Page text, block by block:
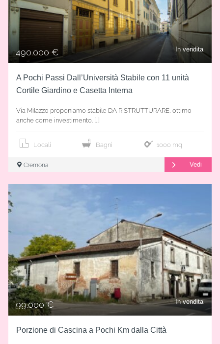
In vendita
490.000 €
A Pochi Passi Dall’Università Stabile con 11 unità
Cortile Giardino e Casetta Interna
Via Milazzo proponiamo stabile DA RISTRUTTURARE, ottimo
anche come investimento. […]
Locali Bagni 1000 mq
Cremona Vedi
In vendita
99.000 €
Porzione di Cascina a Pochi Km dalla Città